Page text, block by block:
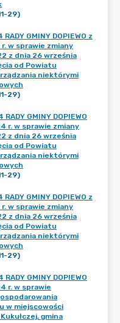
29)
GMINY DOPIEWO z
w sprawie zmiany
z dnia 26 września
od Powiatu
niektórymi
29)
GMINY DOPIEWO
r. w sprawie zmiany
z dnia 26 września
od Powiatu
niektórymi
29)
GMINY DOPIEWO z
w sprawie zmiany
z dnia 26 września
od Powiatu
niektórymi
29)
GMINY DOPIEWO
r. w sprawie
w miejscowości
gmina